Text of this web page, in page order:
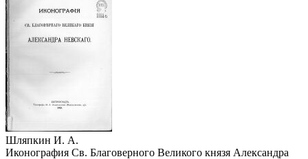
Шляпкин И. А.
Иконография Св. Благоверного Великого князя Александра